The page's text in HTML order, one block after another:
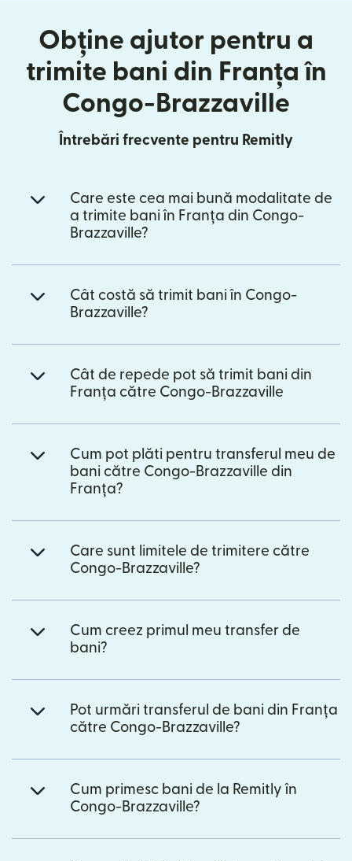
Obține ajutor pentru a
trimite bani din Franța în
Congo-Brazzaville
Întrebări frecvente pentru Remitly
Care este cea mai bună modalitate de
a trimite bani în Franța din Congo-
Brazzaville?
Cât costă să trimit bani în Congo-
Brazzaville?
Cât de repede pot să trimit bani din
Franța către Congo-Brazzaville
Cum pot plăti pentru transferul meu de
bani către Congo-Brazzaville din
Franța?
Care sunt limitele de trimitere către
Congo-Brazzaville?
Cum creez primul meu transfer de
bani?
Pot urmări transferul de bani din Franța
către Congo-Brazzaville?
Cum primesc bani de la Remitly în
Congo-Brazzaville?